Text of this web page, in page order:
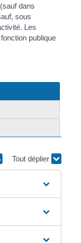
dans
sous
Les
publique
Tout déplier